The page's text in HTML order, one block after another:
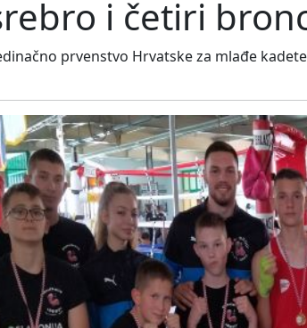
i četiri
prvenstvo Hrvatske za mlađe